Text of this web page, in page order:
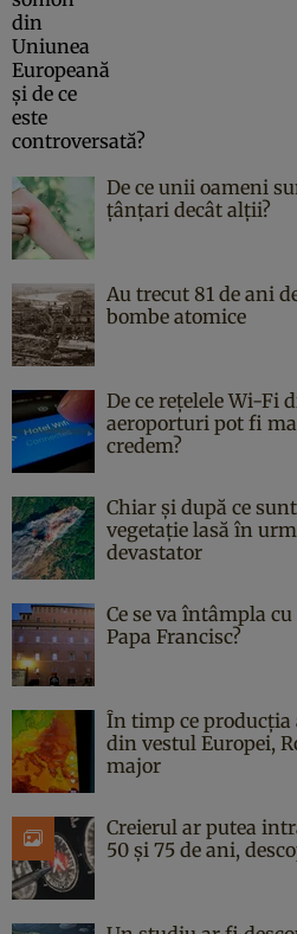
De ce unii oameni
țânțari decât alții?
Au trecut 81 de ani
bombe atomice
De ce rețelele Wi-Fi
aeroporturi pot fi
credem?
Chiar și după ce
vegetație lasă în
devastator
Ce se va întâmpla
Papa Francisc?
În timp ce producția
din vestul Europei,
major
Creierul ar putea
50 și 75 de ani,